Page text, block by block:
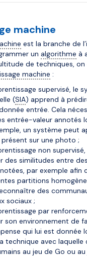
machine
est la branche de
un algorithme à
de techniques,
machine :
supervisé, le
(SIA) apprend à
entrée. Cela
entrée-valeur annotés
un système peut
présent sur une photo ;
non supervisé,
des similitudes entre
par exemple afin
partitions
des
sociaux ;
par
son environnement de
qui lui est donnée
technique avec laquelle
au jeu de Go ou